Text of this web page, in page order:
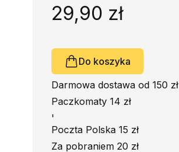
29,90 zł
Do koszyka
Darmowa dostawa od 150 zł
Paczkomaty 14 zł
'
Poczta Polska 15 zł
Za pobraniem 20 zł